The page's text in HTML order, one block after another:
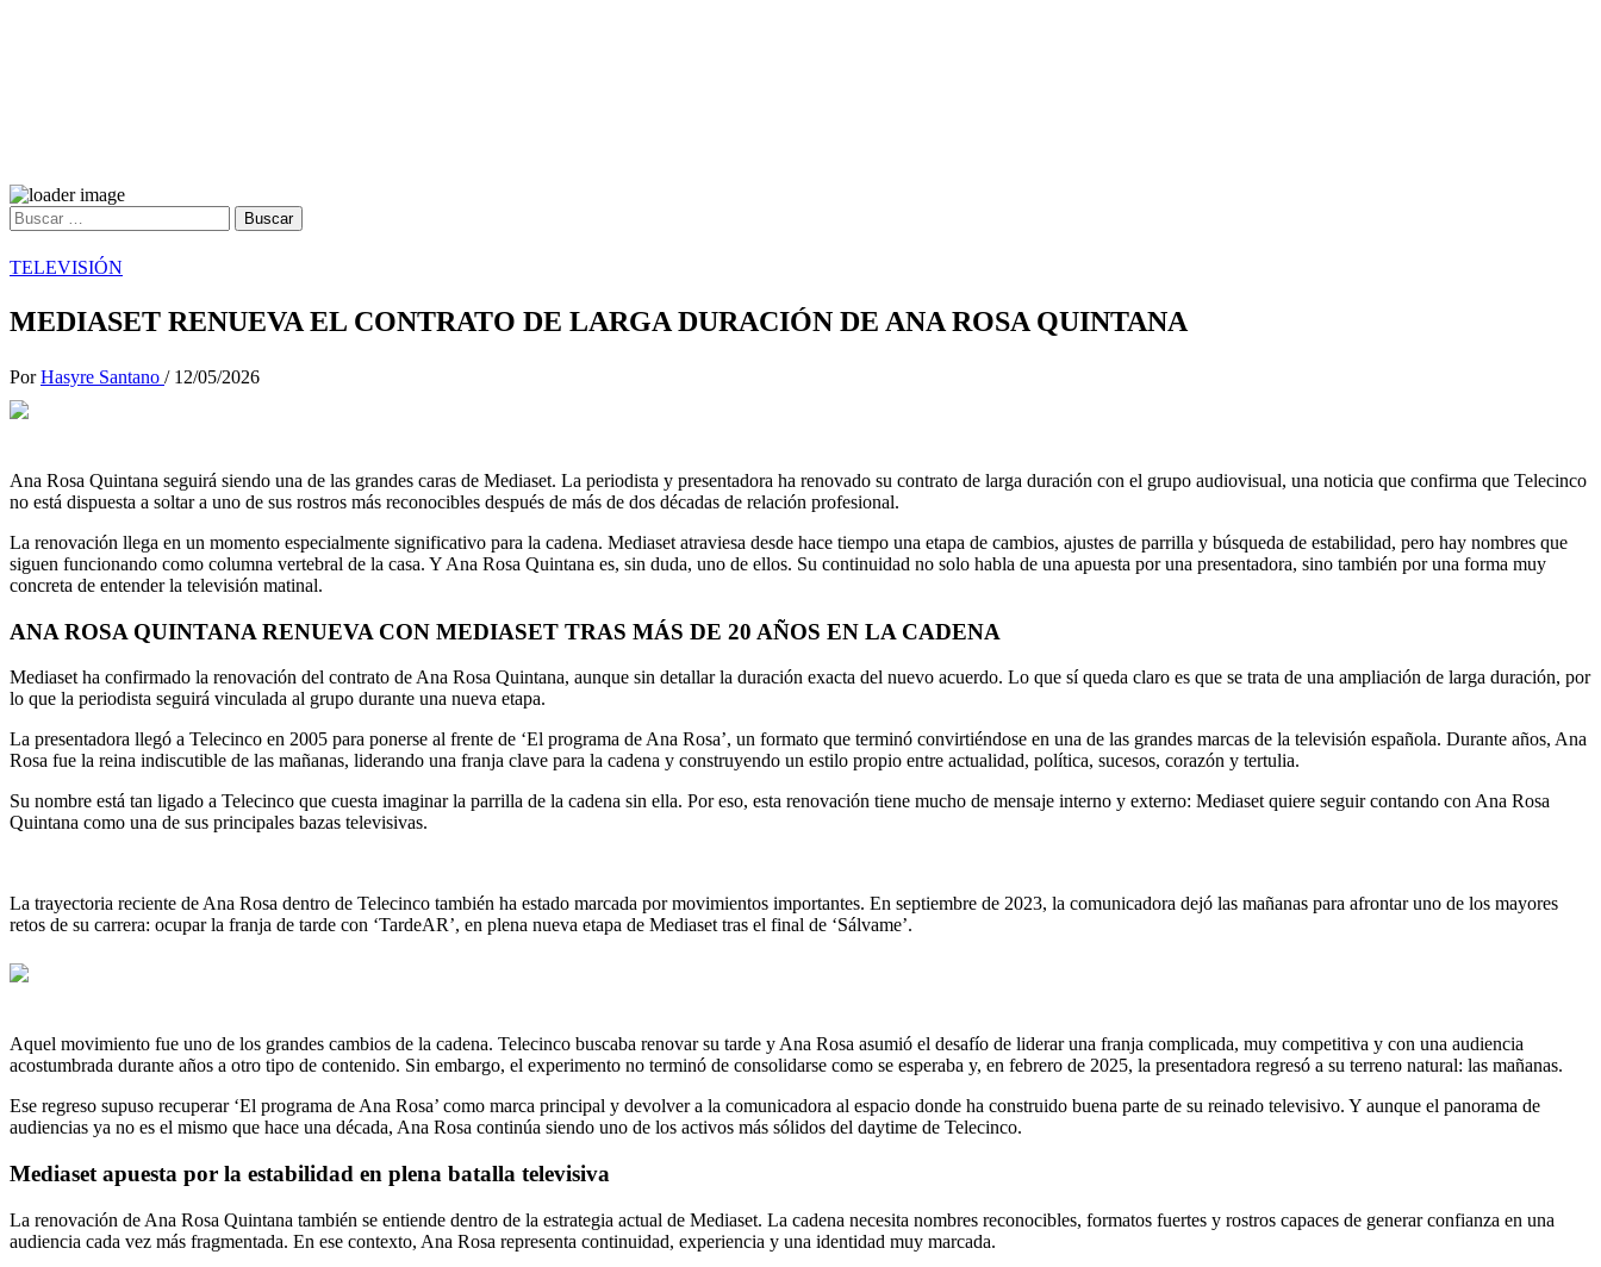
Saltar
contenido
Buscar:
TELEVISIÓN
MEDIASET RENUEVA EL CONTRATO DE LARGA DURACIÓN DE ANA ROSA QUINTANA
Por Hasyre Santano / 12/05/2026
Ana Rosa Quintana seguirá siendo una de las grandes caras de Mediaset. La periodista y presentadora ha renovado su contrato de larga duración con el grupo audiovisual, una noticia que confirma que Telecinco
no está dispuesta a soltar a uno de sus rostros más reconocibles después de más de dos décadas de relación profesional.
La renovación llega en un momento especialmente significativo para la cadena. Mediaset atraviesa desde hace tiempo una etapa de cambios, ajustes de parrilla y búsqueda de estabilidad, pero hay nombres que
siguen funcionando como columna vertebral de la casa. Y Ana Rosa Quintana es, sin duda, uno de ellos. Su continuidad no solo habla de una apuesta por una presentadora, sino también por una forma muy
concreta de entender la televisión matinal.
ANA ROSA QUINTANA RENUEVA CON MEDIASET TRAS MÁS DE 20 AÑOS EN LA CADENA
Mediaset ha confirmado la renovación del contrato de Ana Rosa Quintana, aunque sin detallar la duración exacta del nuevo acuerdo. Lo que sí queda claro es que se trata de una ampliación de larga duración, por
lo que la periodista seguirá vinculada al grupo durante una nueva etapa.
La presentadora llegó a Telecinco en 2005 para ponerse al frente de ‘El programa de Ana Rosa’, un formato que terminó convirtiéndose en una de las grandes marcas de la televisión española. Durante años, Ana
Rosa fue la reina indiscutible de las mañanas, liderando una franja clave para la cadena y construyendo un estilo propio entre actualidad, política, sucesos, corazón y tertulia.
Su nombre está tan ligado a Telecinco que cuesta imaginar la parrilla de la cadena sin ella. Por eso, esta renovación tiene mucho de mensaje interno y externo: Mediaset quiere seguir contando con Ana Rosa
Quintana como una de sus principales bazas televisivas.
La trayectoria reciente de Ana Rosa dentro de Telecinco también ha estado marcada por movimientos importantes. En septiembre de 2023, la comunicadora dejó las mañanas para afrontar uno de los mayores
retos de su carrera: ocupar la franja de tarde con ‘TardeAR’, en plena nueva etapa de Mediaset tras el final de ‘Sálvame’.
Aquel movimiento fue uno de los grandes cambios de la cadena. Telecinco buscaba renovar su tarde y Ana Rosa asumió el desafío de liderar una franja complicada, muy competitiva y con una audiencia
acostumbrada durante años a otro tipo de contenido. Sin embargo, el experimento no terminó de consolidarse como se esperaba y, en febrero de 2025, la presentadora regresó a su terreno natural: las mañanas.
Ese regreso supuso recuperar ‘El programa de Ana Rosa’ como marca principal y devolver a la comunicadora al espacio donde ha construido buena parte de su reinado televisivo. Y aunque el panorama de
audiencias ya no es el mismo que hace una década, Ana Rosa continúa siendo uno de los activos más sólidos del daytime de Telecinco.
Mediaset apuesta por la estabilidad en plena batalla televisiva
La renovación de Ana Rosa Quintana también se entiende dentro de la estrategia actual de Mediaset. La cadena necesita nombres reconocibles, formatos fuertes y rostros capaces de generar confianza en una
audiencia cada vez más fragmentada. En ese contexto, Ana Rosa representa continuidad, experiencia y una identidad muy marcada.